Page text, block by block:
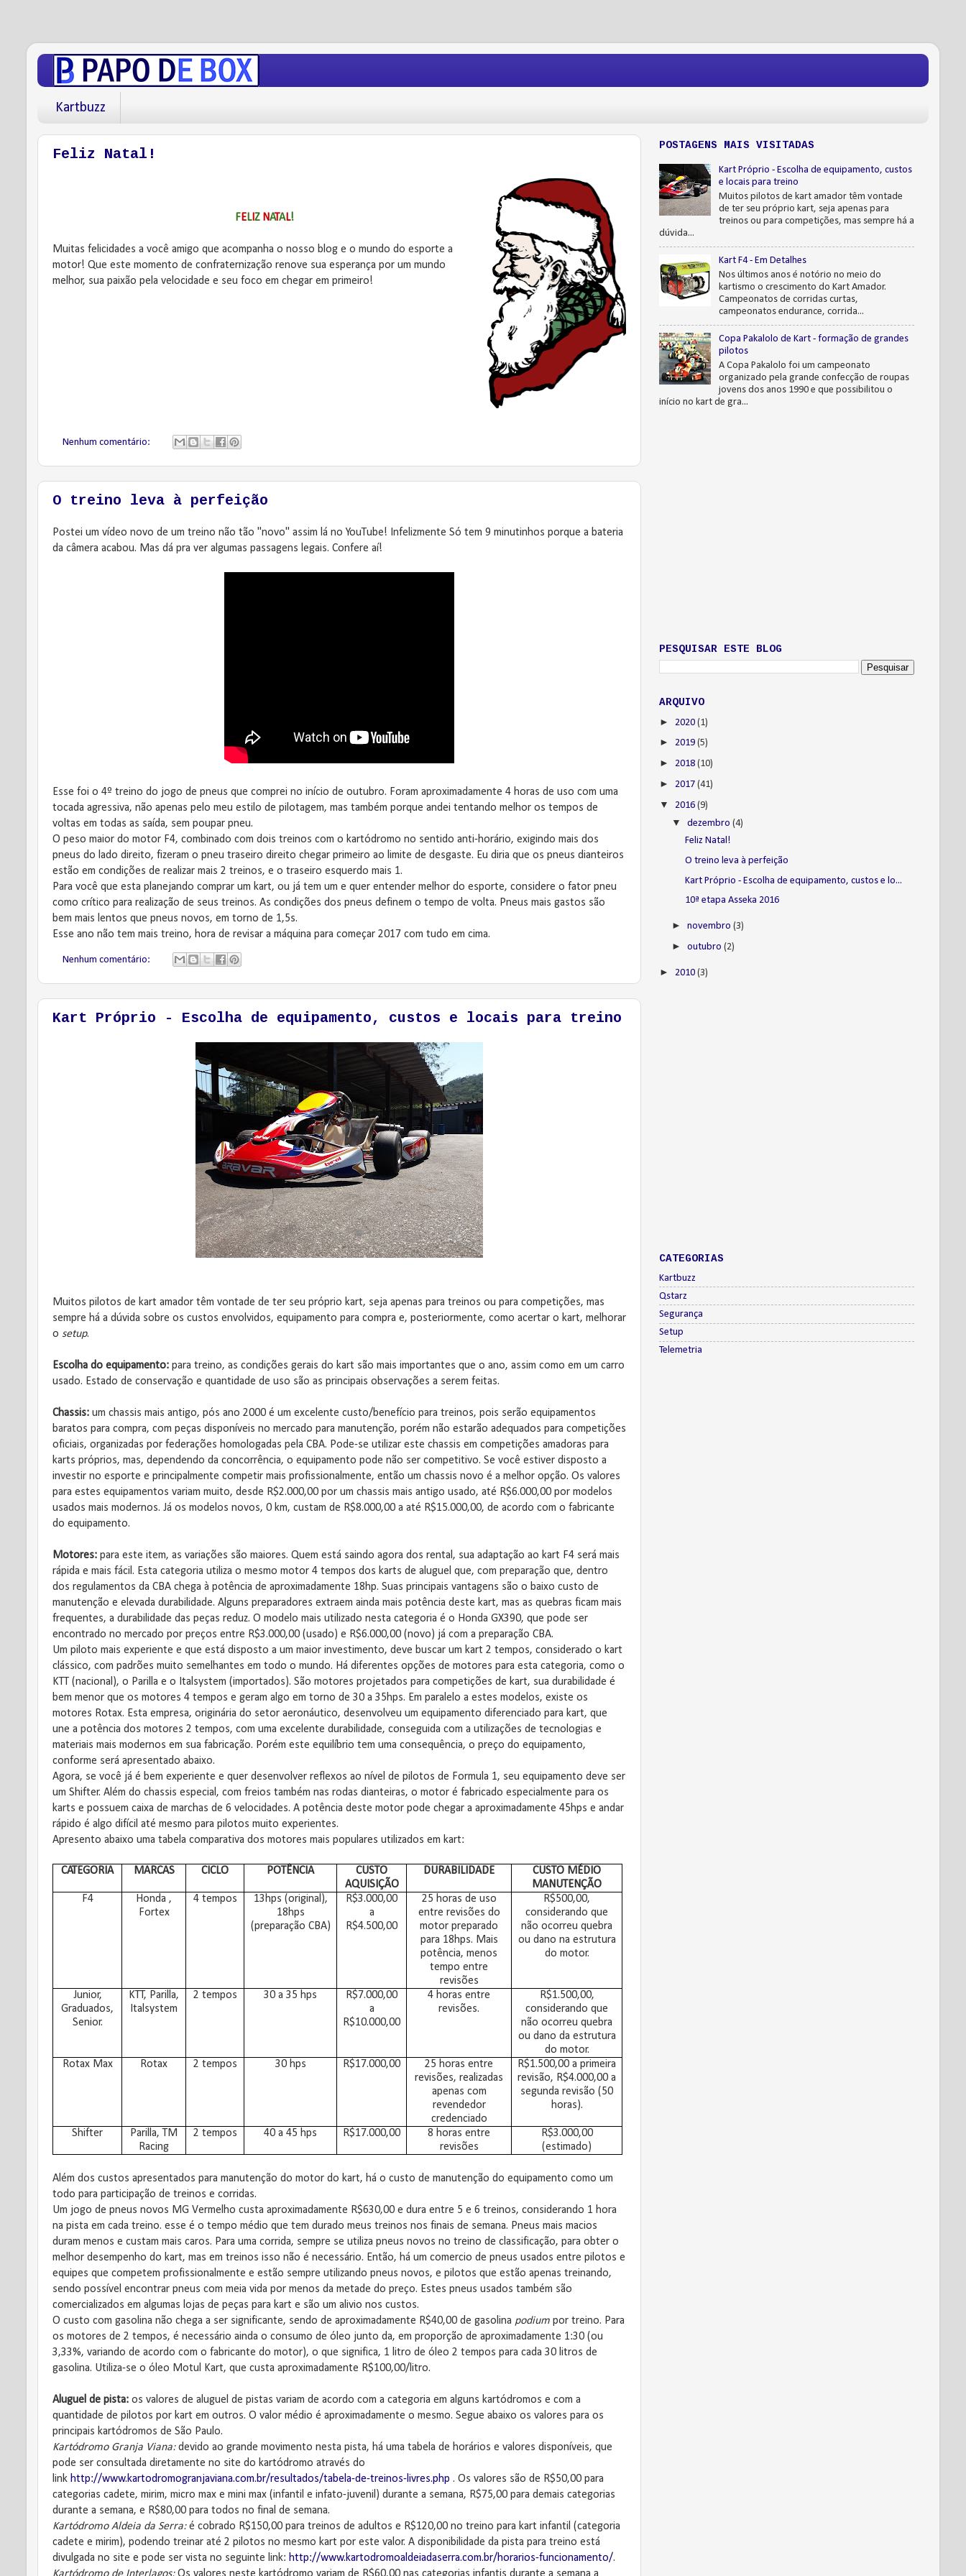
Kartbuzz
Feliz Natal!
FELIZ NATAL!
Muitas felicidades a você amigo que acompanha o nosso blog e o mundo do esporte a
motor! Que este momento de confraternização renove sua esperança por um mundo
melhor, sua paixão pela velocidade e seu foco em chegar em primeiro!
Nenhum comentário:
O treino leva à perfeição
Postei um vídeo novo de um treino não tão "novo" assim lá no YouTube! Infelizmente Só tem 9 minutinhos porque a bateria
da câmera acabou. Mas dá pra ver algumas passagens legais. Confere aí!
Esse foi o 4º treino do jogo de pneus que comprei no início de outubro. Foram aproximadamente 4 horas de uso com uma
tocada agressiva, não apenas pelo meu estilo de pilotagem, mas também porque andei tentando melhor os tempos de
voltas em todas as saída, sem poupar pneu.
O peso maior do motor F4, combinado com dois treinos com o kartódromo no sentido anti-horário, exigindo mais dos
pneus do lado direito, fizeram o pneu traseiro direito chegar primeiro ao limite de desgaste. Eu diria que os pneus dianteiros
estão em condições de realizar mais 2 treinos, e o traseiro esquerdo mais 1.
Para você que esta planejando comprar um kart, ou já tem um e quer entender melhor do esporte, considere o fator pneu
como crítico para realização de seus treinos. As condições dos pneus definem o tempo de volta. Pneus mais gastos são
bem mais lentos que pneus novos, em torno de 1,5s.
Esse ano não tem mais treino, hora de revisar a máquina para começar 2017 com tudo em cima.
Nenhum comentário:
Kart Próprio - Escolha de equipamento, custos e locais para treino
Muitos pilotos de kart amador têm vontade de ter seu próprio kart, seja apenas para treinos ou para competições, mas
sempre há a dúvida sobre os custos envolvidos, equipamento para compra e, posteriormente, como acertar o kart, melhorar
o setup.
Escolha do equipamento: para treino, as condições gerais do kart são mais importantes que o ano, assim como em um carro
usado. Estado de conservação e quantidade de uso são as principais observações a serem feitas.
Chassis: um chassis mais antigo, pós ano 2000 é um excelente custo/benefício para treinos, pois serão equipamentos
baratos para compra, com peças disponíveis no mercado para manutenção, porém não estarão adequados para competições
oficiais, organizadas por federações homologadas pela CBA. Pode-se utilizar este chassis em competições amadoras para
karts próprios, mas, dependendo da concorrência, o equipamento pode não ser competitivo. Se você estiver disposto a
investir no esporte e principalmente competir mais profissionalmente, então um chassis novo é a melhor opção. Os valores
para estes equipamentos variam muito, desde R$2.000,00 por um chassis mais antigo usado, até R$6.000,00 por modelos
usados mais modernos. Já os modelos novos, 0 km, custam de R$8.000,00 a até R$15.000,00, de acordo com o fabricante
do equipamento.
Motores: para este item, as variações são maiores. Quem está saindo agora dos rental, sua adaptação ao kart F4 será mais
rápida e mais fácil. Esta categoria utiliza o mesmo motor 4 tempos dos karts de aluguel que, com preparação que, dentro
dos regulamentos da CBA chega à potência de aproximadamente 18hp. Suas principais vantagens são o baixo custo de
manutenção e elevada durabilidade. Alguns preparadores extraem ainda mais potência deste kart, mas as quebras ficam mais
frequentes, a durabilidade das peças reduz. O modelo mais utilizado nesta categoria é o Honda GX390, que pode ser
encontrado no mercado por preços entre R$3.000,00 (usado) e R$6.000,00 (novo) já com a preparação CBA.
Um piloto mais experiente e que está disposto a um maior investimento, deve buscar um kart 2 tempos, considerado o kart
clássico, com padrões muito semelhantes em todo o mundo. Há diferentes opções de motores para esta categoria, como o
KTT (nacional), o Parilla e o Italsystem (importados). São motores projetados para competições de kart, sua durabilidade é
bem menor que os motores 4 tempos e geram algo em torno de 30 a 35hps. Em paralelo a estes modelos, existe os
motores Rotax. Esta empresa, originária do setor aeronáutico, desenvolveu um equipamento diferenciado para kart, que
une a potência dos motores 2 tempos, com uma excelente durabilidade, conseguida com a utilizações de tecnologias e
materiais mais modernos em sua fabricação. Porém este equilíbrio tem uma consequência, o preço do equipamento,
conforme será apresentado abaixo.
Agora, se você já é bem experiente e quer desenvolver reflexos ao nível de pilotos de Formula 1, seu equipamento deve ser
um Shifter. Além do chassis especial, com freios também nas rodas dianteiras, o motor é fabricado especialmente para os
karts e possuem caixa de marchas de 6 velocidades. A potência deste motor pode chegar a aproximadamente 45hps e andar
rápido é algo difícil até mesmo para pilotos muito experientes.
Apresento abaixo uma tabela comparativa dos motores mais populares utilizados em kart:
CATEGORIA MARCAS CICLO POTÊNCIA
CUSTO
AQUISIÇÃO
DURABILIDADE
CUSTO MÉDIO
MANUTENÇÃO
F4
Honda ,
Fortex
4 tempos
13hps (original),
18hps
(preparação CBA)
R$3.000,00
a
R$4.500,00
25 horas de uso
entre revisões do
motor preparado
para 18hps. Mais
potência, menos
tempo entre
revisões
R$500,00,
considerando que
não ocorreu quebra
ou dano na estrutura
do motor.
Junior,
Graduados,
Senior.
KTT, Parilla,
Italsystem
2 tempos 30 a 35 hps
R$7.000,00
a
R$10.000,00
4 horas entre
revisões.
R$1.500,00,
considerando que
não ocorreu quebra
ou dano da estrutura
do motor.
Rotax Max
Rotax 2 tempos 30 hps R$17.000,00
25 horas entre
revisões, realizadas
apenas com
revendedor
credenciado
R$1.500,00 a primeira
revisão, R$4.000,00 a
segunda revisão (50
horas).
Shifter
Parilla, TM
Racing
2 tempos 40 a 45 hps R$17.000,00
8 horas entre
revisões
R$3.000,00
(estimado)
Além dos custos apresentados para manutenção do motor do kart, há o custo de manutenção do equipamento como um
todo para participação de treinos e corridas.
Um jogo de pneus novos MG Vermelho custa aproximadamente R$630,00 e dura entre 5 e 6 treinos, considerando 1 hora
na pista em cada treino. esse é o tempo médio que tem durado meus treinos nos finais de semana. Pneus mais macios
duram menos e custam mais caros. Para uma corrida, sempre se utiliza pneus novos no treino de classificação, para obter o
melhor desempenho do kart, mas em treinos isso não é necessário. Então, há um comercio de pneus usados entre pilotos e
equipes que competem profissionalmente e estão sempre utilizando pneus novos, e pilotos que estão apenas treinando,
sendo possível encontrar pneus com meia vida por menos da metade do preço. Estes pneus usados também são
comercializados em algumas lojas de peças para kart e são um alivio nos custos.
O custo com gasolina não chega a ser significante, sendo de aproximadamente R$40,00 de gasolina podium por treino. Para
os motores de 2 tempos, é necessário ainda o consumo de óleo junto da, em proporção de aproximadamente 1:30 (ou
3,33%, variando de acordo com o fabricante do motor), o que significa, 1 litro de óleo 2 tempos para cada 30 litros de
gasolina. Utiliza-se o óleo Motul Kart, que custa aproximadamente R$100,00/litro.
Aluguel de pista: os valores de aluguel de pistas variam de acordo com a categoria em alguns kartódromos e com a
quantidade de pilotos por kart em outros. O valor médio é aproximadamente o mesmo. Segue abaixo os valores para os
principais kartódromos de São Paulo.
Kartódromo Granja Viana:devido ao grande movimento nesta pista, há uma tabela de horários e valores disponíveis, que
pode ser consultada diretamente no site do kartódromo através do
link http://www.kartodromogranjaviana.com.br/resultados/tabela-de-treinos-livres.php . Os valores são de R$50,00 para
categorias cadete, mirim, micro max e mini max (infantil e infato-juvenil) durante a semana, R$75,00 para demais categorias
durante a semana, e R$80,00 para todos no final de semana.
Kartódromo Aldeia da Serra:é cobrado R$150,00 para treinos de adultos e R$120,00 no treino para kart infantil (categoria
cadete e mirim), podendo treinar até 2 pilotos no mesmo kart por este valor. A disponibilidade da pista para treino está
divulgada no site e pode ser vista no seguinte link: http://www.kartodromoaldeiadaserra.com.br/horarios-funcionamento/.
Kartódromo de Interlagos:Os valores neste kartódromo variam de R$60,00 nas categorias infantis durante a semana a
POSTAGENS MAIS VISITADAS
Kart Próprio - Escolha de equipamento, custos
e locais para treino
Muitos pilotos de kart amador têm vontade
de ter seu próprio kart, seja apenas para
treinos ou para competições, mas sempre há a
dúvida...
Kart F4 - Em Detalhes
Nos últimos anos é notório no meio do
kartismo o crescimento do Kart Amador.
Campeonatos de corridas curtas,
campeonatos endurance, corrida...
Copa Pakalolo de Kart - formação de grandes
pilotos
A Copa Pakalolo foi um campeonato
organizado pela grande confecção de roupas
jovens dos anos 1990 e que possibilitou o
início no kart de gra...
PESQUISAR ESTE BLOG
ARQUIVO
► 2020 (1)
► 2019 (5)
► 2018 (10)
► 2017 (41)
▼ 2016 (9)
▼dezembro(4)
Feliz Natal!
O treino leva à perfeição
Kart Próprio - Escolha de equipamento, custos e lo...
10ª etapa Asseka 2016
►novembro(3)
►outubro(2)
► 2010 (3)
CATEGORIAS
Kartbuzz
Qstarz
Segurança
Setup
Telemetria